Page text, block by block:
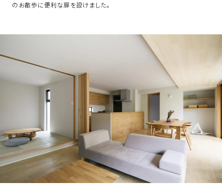
のお散歩に便利な扉を設けました。